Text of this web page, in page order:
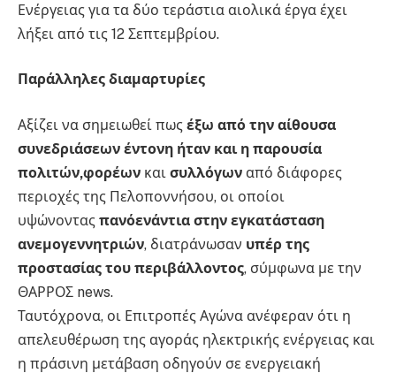
Ενέργειας για τα δύο τεράστια αιολικά έργα έχει
λήξει από τις 12 Σεπτεμβρίου.
Παράλληλες διαμαρτυρίες
Αξίζει να σημειωθεί πως έξω από την αίθουσα
συνεδριάσεων έντονη ήταν και η παρουσία
πολιτών,φορέων και συλλόγων από διάφορες
περιοχές της Πελοποννήσου, οι οποίοι
υψώνοντας πανόενάντια στην εγκατάσταση
ανεμογεννητριών, διατράνωσαν υπέρ της
προστασίας του περιβάλλοντος, σύμφωνα με την
ΘΑΡΡΟΣ news.
Ταυτόχρονα, οι Επιτροπές Αγώνα ανέφεραν ότι η
απελευθέρωση της αγοράς ηλεκτρικής ενέργειας και
η πράσινη μετάβαση οδηγούν σε ενεργειακή